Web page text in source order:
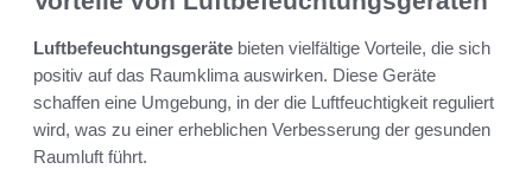
Luftbefeuchtungsgeräte bieten vielfältige Vorteile, die sich
positiv auf das Raumklima auswirken. Diese Geräte
schaffen eine Umgebung, in der die Luftfeuchtigkeit reguliert
wird, was zu einer erheblichen Verbesserung der gesunden
Raumluft führt.